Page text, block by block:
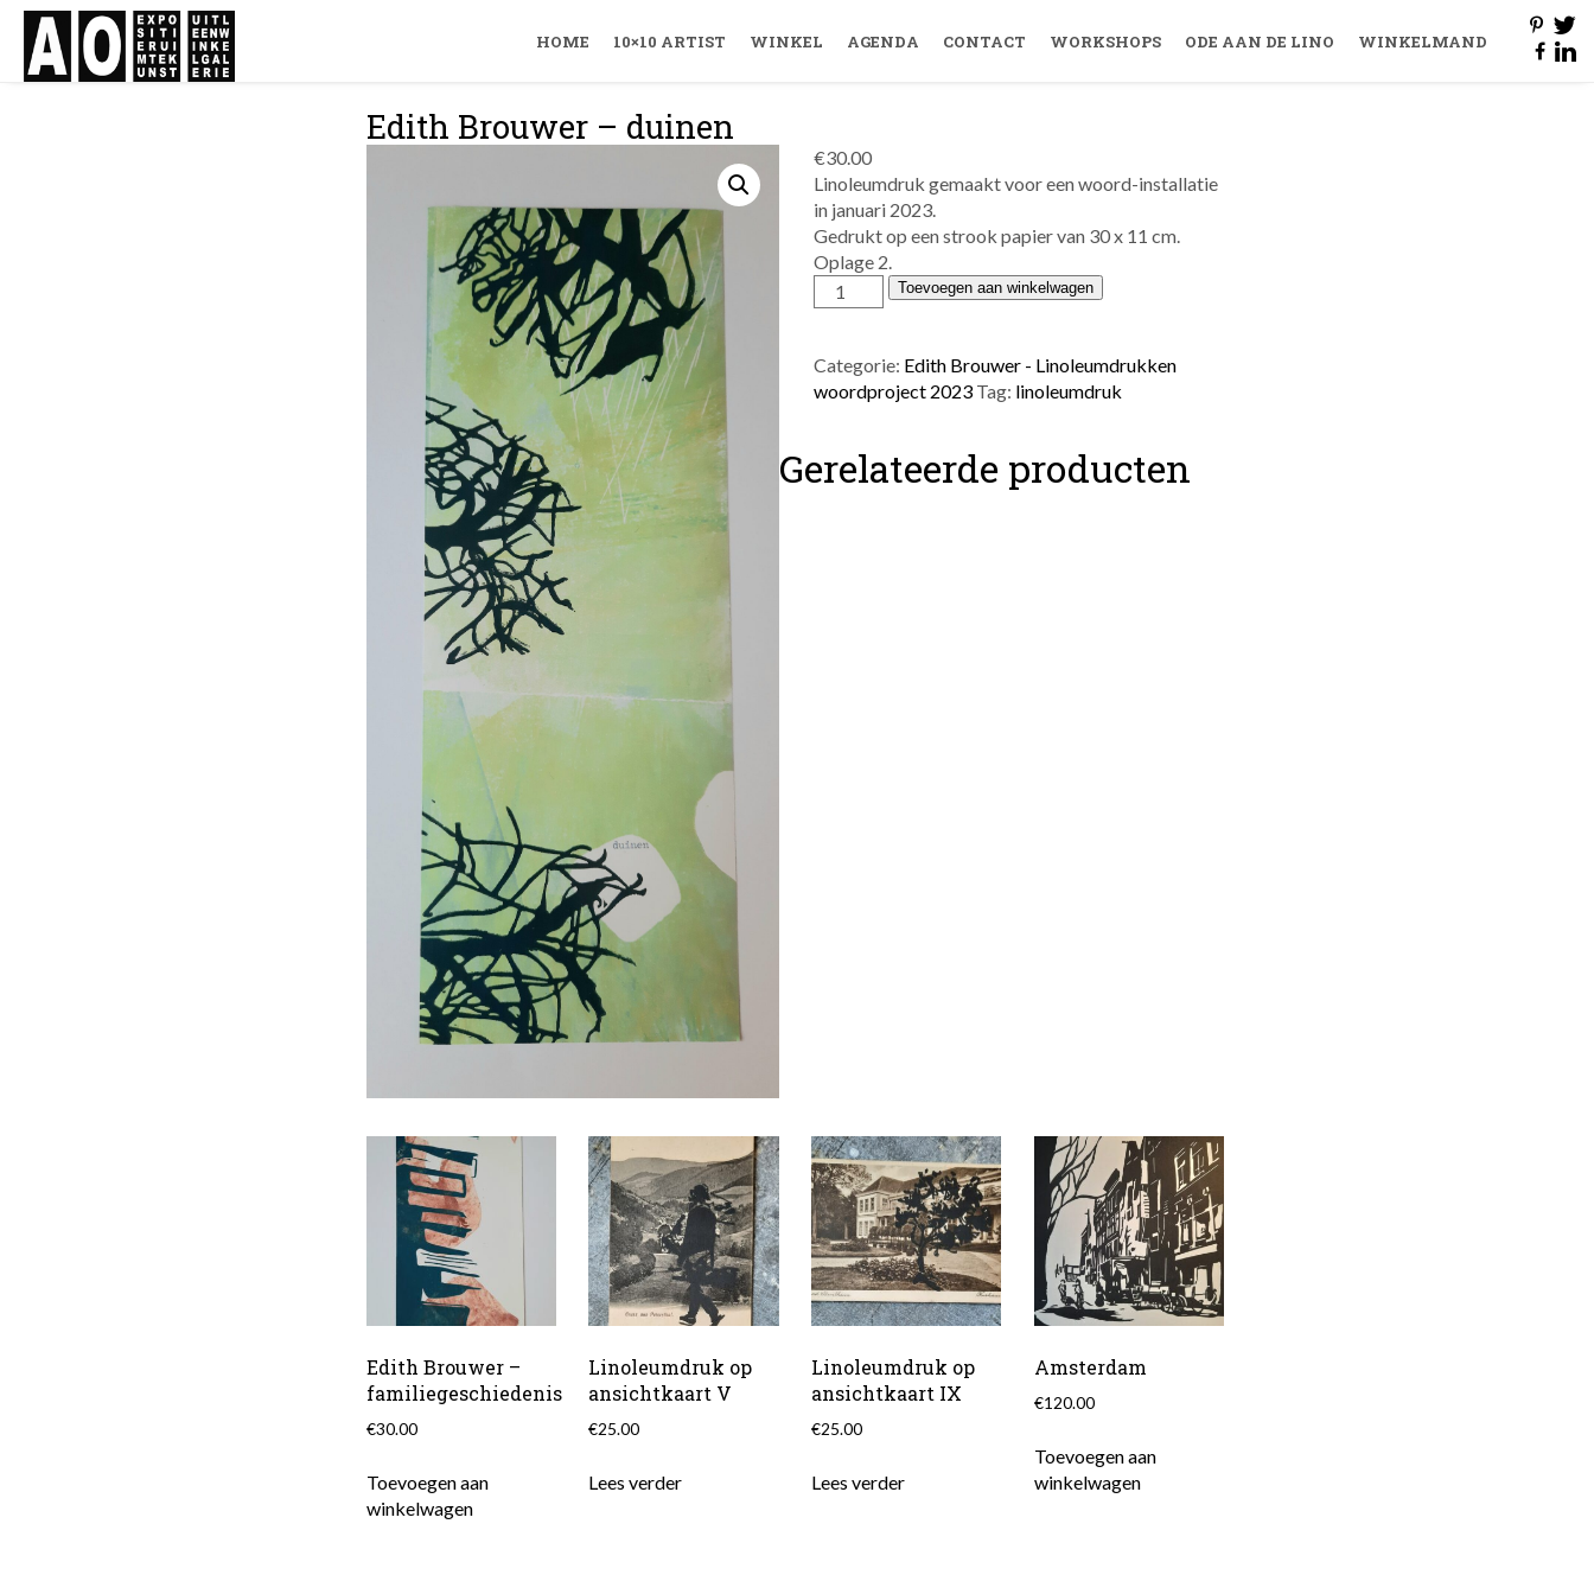
HOME 10×10 ARTIST WINKEL AGENDA CONTACT WORKSHOPS ODE AAN DE LINO WINKELMAND
Edith Brouwer – duinen
€30.00
Linoleumdruk gemaakt voor een woord-installatie
in januari 2023.
Gedrukt op een strook papier van 30 x 11 cm.
Oplage 2.
Edith
Brouwer
duinen
aantal
Toevoegen aan winkelwagen
Categorie: Edith Brouwer - Linoleumdrukken
woordproject 2023 Tag: linoleumdruk
Gerelateerde producten
Edith Brouwer –
familiegeschiedenis
€30.00
Toevoegen aan
winkelwagen
Linoleumdruk op
ansichtkaart V
€25.00
Lees verder
Linoleumdruk op
ansichtkaart IX
€25.00
Lees verder
Amsterdam
€120.00
Toevoegen aan
winkelwagen